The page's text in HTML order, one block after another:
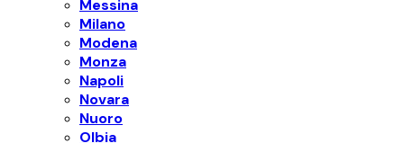
Messina
Milano
Modena
Monza
Napoli
Novara
Nuoro
Olbia